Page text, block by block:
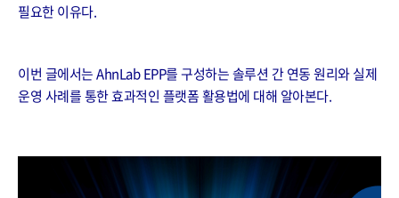
필요한 이유다.
이번 글에서는 AhnLab EPP를 구성하는 솔루션 간 연동 원리와 실제
운영 사례를 통한 효과적인 플랫폼 활용법에 대해 알아본다.